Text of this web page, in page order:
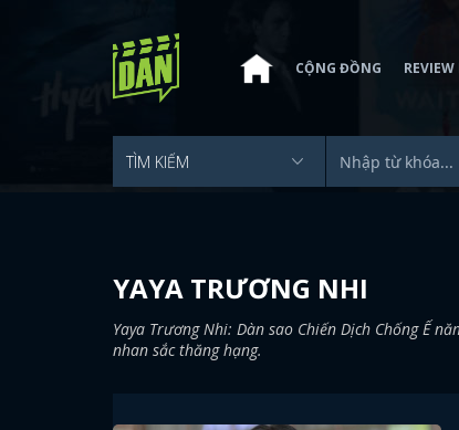
CỘNG ĐỒNG
YAYA TRƯƠNG NHI
Yaya Trương Nhi: Dàn sao Chiến Dịch Chống Ế
nhan sắc thăng hạng.